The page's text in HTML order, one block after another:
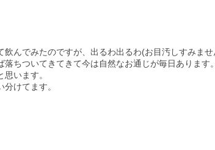
んでみたのですが、出るわ出るわ(お目汚しすみま
ちついてきてきて今は自然なお通じが毎日あります
います。
けてます。